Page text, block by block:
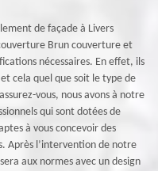
de façade à Livers
Brun couverture et
nécessaires. En effet, ils
cela quel que soit le type de
vous, nous avons à notre
qui sont dotées de
à vous concevoir des
Après l’intervention de notre
aux normes avec un design